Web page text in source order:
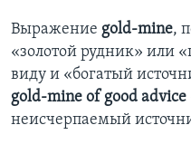
Выражение gold-mine,
«золотой рудник» или
виду и «богатый
gold-mine of good advice
неисчерпаемый